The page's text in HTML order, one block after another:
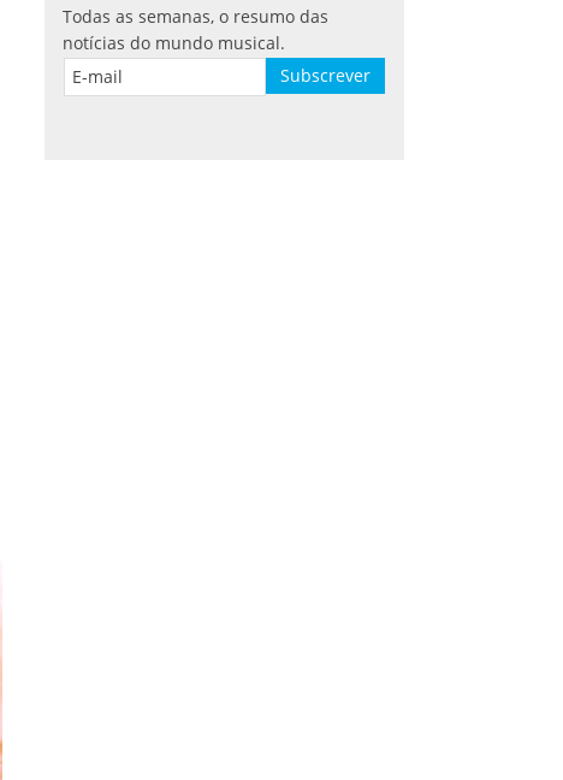
Todas as semanas, o resumo das
notícias do mundo musical.